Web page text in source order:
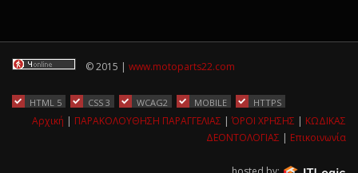
© 2015 | www.motoparts22.com
HTML 5 CSS 3 WCAG2 MOBILE HTTPS
Αρχική | ΠΑΡΑΚΟΛΟΥΘΗΣΗ ΠΑΡΑΓΓΕΛΙΑΣ |ΌΡΟΙ ΧΡΗΣΗΣ | ΚΩΔΙΚΑΣ
ΔΕΟΝΤΟΛΟΓΙΑΣ | Επικοινωνία